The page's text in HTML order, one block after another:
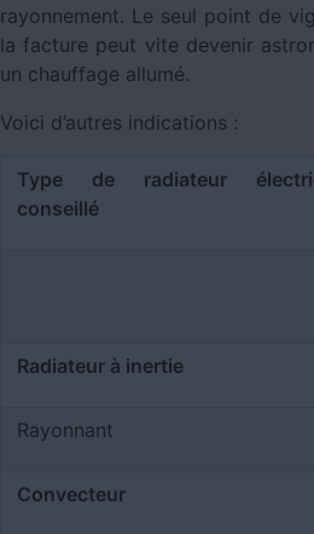
rayonnement. Le seul point de
la facture peut vite devenir
un chauffage allumé.
Voici d’autres indications :
Type de radiateur
conseillé
Radiateur à inertie
Rayonnant
Convecteur